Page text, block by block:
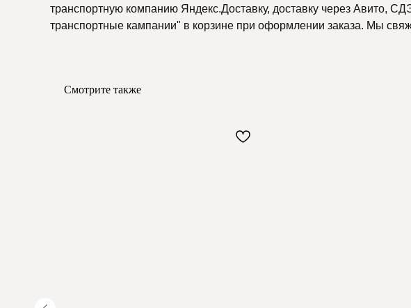
транспортную компанию Яндекс.Доставку, доставку через Авито,
транспортные кампании" в корзине при оформлении заказа. Мы
Смотрите также